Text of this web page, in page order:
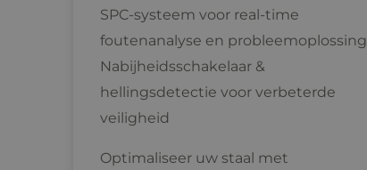
SPC-systeem voor real-time
foutenanalyse en probleemoplossing
Nabijheidsschakelaar &
hellingsdetectie voor verbeterde
veiligheid
Optimaliseer uw staal met